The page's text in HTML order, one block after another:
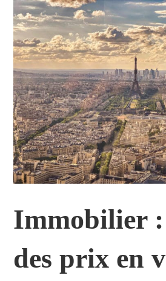
Immobilier :
des prix en